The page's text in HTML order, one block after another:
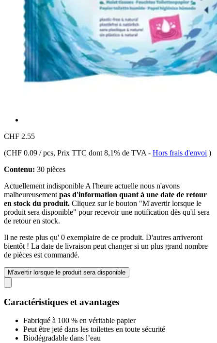
CHF 2.55
(CHF 0.09 / pcs, Prix TTC dont 8,1% de TVA - Hors frais d'envoi )
Contenu: 30 pièces
Actuellement indisponible A l'heure actuelle nous n'avons
malheureusement pas d'information quant à une date de retour
en stock du produit. Cliquez sur le bouton "M'avertir lorsque le
produit sera disponible" pour recevoir une notification dès qu'il sera
de retour en stock.
Il ne reste plus qu' 0 exemplaire de ce produit. D'autres arriveront
bientôt ! La date de livraison peut changer si un plus grand nombre
de pièces est commandé.
M'avertir lorsque le produit sera disponible
Caractéristiques et avantages
Fabriqué à 100 % en véritable papier
Peut être jeté dans les toilettes en toute sécurité
Biodégradable dans l’eau